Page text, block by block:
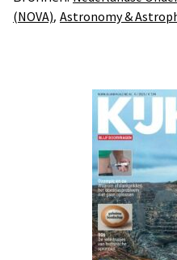
(NOVA), Astronomy &